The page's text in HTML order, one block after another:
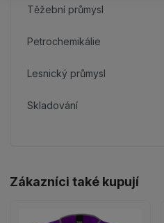
Těžební průmysl
Petrochemikálie
Lesnický průmysl
Skladování
Zákazníci také kupují